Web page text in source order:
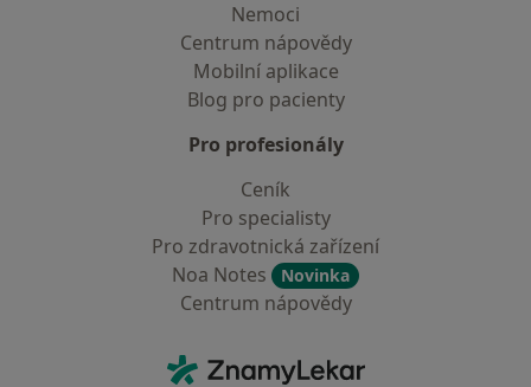
Nemoci
Centrum nápovědy
Mobilní aplikace
Blog pro pacienty
Pro profesionály
Ceník
Pro specialisty
Pro zdravotnická zařízení
Noa Notes
Novinka
Centrum nápovědy
ZnamyLekar - Hlavní stránka